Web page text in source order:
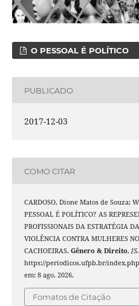
O PESSOAL É POLÍTICO
PUBLICADO
2017-12-03
COMO CITAR
CARDOSO, Dione Matos de Souza;
PESSOAL É POLÍTICO? AS
PROFISSIONAIS DA ESTRATÉGIA
VIOLÊNCIA CONTRA MULHERES
CACHOEIRAS. Gênero & Direito,
https://periodicos.ufpb.br/
em: 8 ago. 2026.
Fomatos de Citação